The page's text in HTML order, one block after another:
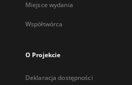
Miejsce wydania
Współtwórca
O Projekcie
Deklaracja dostępności